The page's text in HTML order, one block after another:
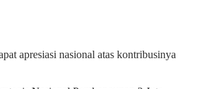
apresiasi nasional atas kontribusinya